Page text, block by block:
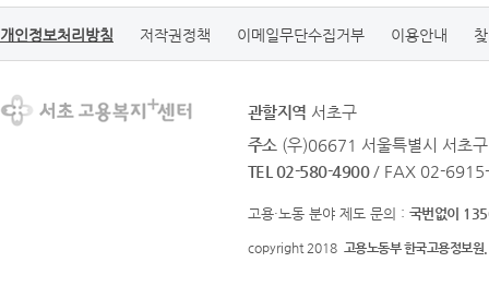
개인정보처리방침 저작권정책 이메일무단수집거부 이용안내
관할지역 서초구
주소 (우)06671 서울특별시 서초
TEL 02-580-4900 / FAX 02-
고용·노동 분야 제도 문의 : 국번없이
copyright 2018 고용노동부 한국고용정보원.